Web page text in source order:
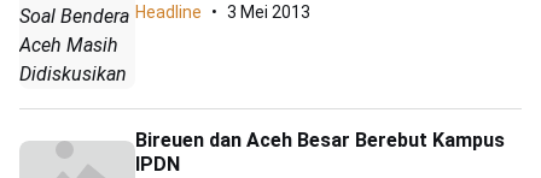
Soal Bendera
Aceh Masih
Didiskusikan
Headline 3 Mei 2013
Bireuen dan Aceh Besar Berebut Kampus
IPDN